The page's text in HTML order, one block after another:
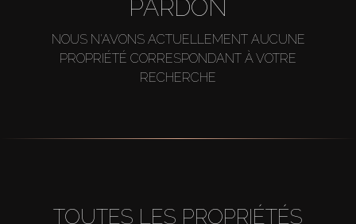
PARDON
NOUS N'AVONS ACTUELLEMENT AUCUNE
PROPRIÉTÉ CORRESPONDANT À VOTRE
RECHERCHE
TOUTES LES PROPRIÉTÉS